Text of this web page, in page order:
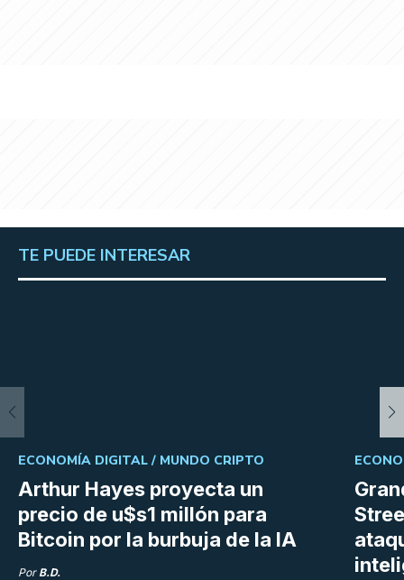
TE PUEDE INTERESAR
Arthur Hayes proyecta un
precio de u$s1 millón para
Bitcoin por la burbuja de la IA
ECONOMÍA DIGITAL / MUNDO CRIPTO
Por B.D.